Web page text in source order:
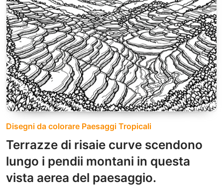
Disegni da colorare Paesaggi Tropicali
Terrazze di risaie curve scendono
lungo i pendii montani in questa
vista aerea del paesaggio.